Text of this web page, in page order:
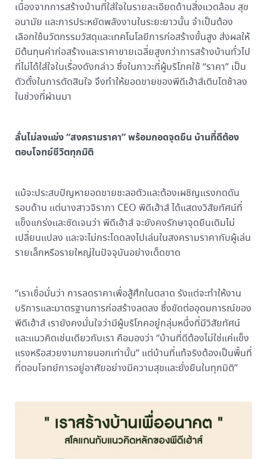
เนื่องจากการสร้างบ้านที่ใส่ใจในรายละเอียดด้านสิ่งแวดล้อม สุข
อนามัย และการประหยัดพลังงานในระยะยาวนั้น จำเป็นต้อง
เลือกใช้นวัตกรรมวัสดุและเทคโนโลยีการก่อสร้างขั้นสูง ส่งผลให้
มีต้นทุนค่าก่อสร้างและราคาขายเฉลี่ยสูงกว่าการสร้างบ้านทั่วไป
ที่ไม่ได้ใส่ใจในเรื่องดังกล่าว ซึ่งในภาวะที่ผู้บริโภคใช้ “ราคา” เป็น
ตัวตั้งในการตัดสินใจ จึงทำให้ยอดขายของพีดีเฮ้าส์เติบโตช้าลง
ในช่วงที่ผ่านมา
ลั่นไม่ลงแข่ง “สงครามราคา” พร้อมกอดจุดยืน บ้านที่ดีต้อง
ตอบโจทย์ชีวิตทุกมิติ
แม้จะประสบปัญหายอดขายชะลอตัวและต้องเผชิญแรงกดดัน
รอบด้าน แต่นางสาวจิราภา CEO พีดีเฮ้าส์ ได้แสดงวิสัยทัศน์ที่
แข็งแกร่งและชัดเจนว่า พีดีเฮ้าส์ จะยังคงรักษาจุดยืนเดิมไม่
เปลี่ยนแปลง และจะไม่กระโดดลงไปเล่นในสงครามราคากับผู้เล่น
รายเล็กหรือรายใหญ่ในปัจจุบันอย่างเด็ดขาด
“เราเชื่อมั่นว่า การลดราคาเพื่อสู้ศึกในตลาด รังแต่จะทำให้งาน
บริการและมาตรฐานการก่อสร้างลดลง ซึ่งขัดต่ออุดมการณ์ของ
พีดีเฮ้าส์ เรายังคงมั่นใจว่ามีผู้บริโภคอยู่กลุ่มหนึ่งที่มีวิสัยทัศน์
และแนวคิดเช่นเดียวกับเรา คือมองว่า “บ้านที่ดีต้องไม่ใช่แค่แข็ง
แรงหรือสวยงามภายนอกเท่านั้น” แต่บ้านที่แท้จริงต้องเป็นพื้นที่
ที่ตอบโจทย์การอยู่อาศัยอย่างมีความสุขและยั่งยืนในทุกมิติ”